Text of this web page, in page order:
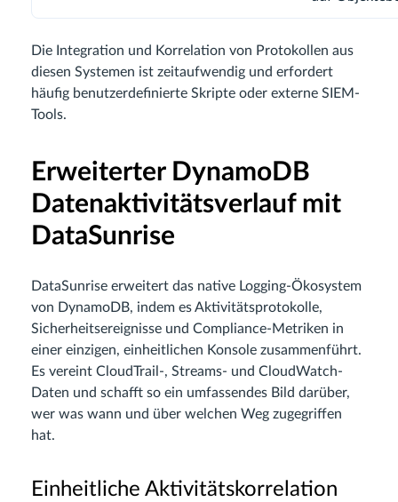
Die Integration und Korrelation von Protokollen aus
diesen Systemen ist zeitaufwendig und erfordert
häufig benutzerdefinierte Skripte oder externe SIEM-
Tools.
Erweiterter DynamoDB
Datenaktivitätsverlauf mit
DataSunrise
DataSunrise erweitert das native Logging-Ökosystem
von DynamoDB, indem es Aktivitätsprotokolle,
Sicherheitsereignisse und Compliance-Metriken in
einer einzigen, einheitlichen Konsole zusammenführt.
Es vereint CloudTrail-, Streams- und CloudWatch-
Daten und schafft so ein umfassendes Bild darüber,
wer was wann und über welchen Weg zugegriffen
hat.
Einheitliche Aktivitätskorrelation